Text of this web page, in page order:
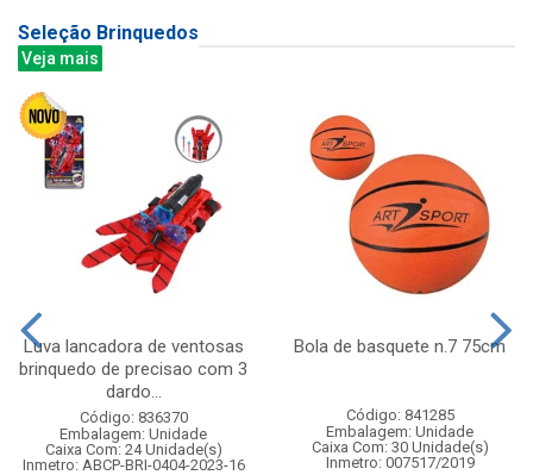
Seleção Brinquedos
Veja mais
Luva lancadora de ventosas
brinquedo de precisao com 3
dardo...
Código: 836370
Embalagem: Unidade
Caixa Com: 24 Unidade(s)
Inmetro: ABCP-BRI-0404-2023-16
Bola de basquete n.7 75cm
Código: 841285
Embalagem: Unidade
Caixa Com: 30 Unidade(s)
Inmetro: 007517/2019